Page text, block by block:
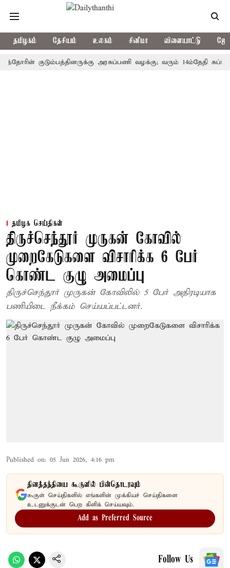
தமிழகம் தேசியம் உலகம் சினிமா விளையாட்டு
குடும்பத்தினருக்கு அரசுப்பணி வழக்கு; வரும் 14ம்தேதி
தமிழக செய்திகள்
திருச்செந்தூர் முருகன் கோவில்
முறைகேடுகளை விசாரிக்க 6 பேர்
கொண்ட குழு அமைப்பு
திருச்செந்தூர் முருகன் கோவிலில் 5 பேர் அதிரடியாக
பணியிடை நீக்கம் செய்யப்பட்டனர்.
Published on: 05 Jun 2026, 4:16 pm
தினத்தந்தியை கூகுளில் பின்தொடரவும்
கூகுள் செய்திகளில் எங்களின் முக்கியச் செய்திகளை
உடனுக்குடன் பெற கிளிக் செய்யவும்.
Add as Preferred Source
Follow Us